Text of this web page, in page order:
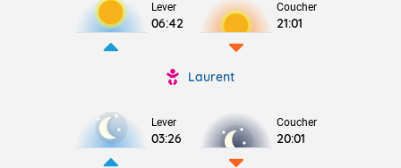
Lever
06:42
Coucher
21:01
Laurent
Lever
03:26
Coucher
20:01